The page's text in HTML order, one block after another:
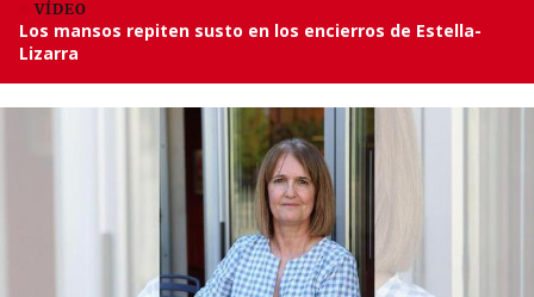
VÍDEO
Los mansos repiten susto en los encierros de Estella-
Lizarra